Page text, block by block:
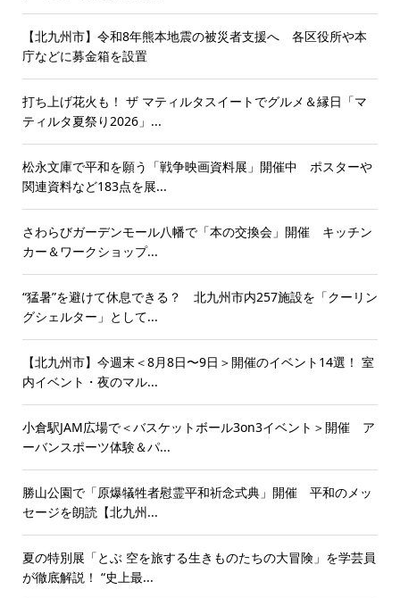
【北九州市】令和8年熊本地震の被災者支援へ 各区役所や本
庁などに募金箱を設置
打ち上げ花火も！ ザ マティルタスイートでグルメ＆縁日「マ
ティルタ夏祭り2026」...
松永文庫で平和を願う「戦争映画資料展」開催中 ポスターや
関連資料など183点を展...
さわらびガーデンモール八幡で「本の交換会」開催 キッチン
カー＆ワークショップ...
“猛暑”を避けて休息できる？ 北九州市内257施設を「クーリン
グシェルター」として...
【北九州市】今週末＜8月8日〜9日＞開催のイベント14選！ 室
内イベント・夜のマル...
小倉駅JAM広場で＜バスケットボール3on3イベント＞開催 ア
ーバンスポーツ体験＆パ...
勝山公園で「原爆犠牲者慰霊平和祈念式典」開催 平和のメッ
セージを朗読【北九州...
夏の特別展「とぶ 空を旅する生きものたちの大冒険」を学芸員
が徹底解説！ “史上最...